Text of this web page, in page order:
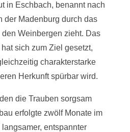
in Eschbach, benannt nach
der Madenburg durch das
Weinbergen zieht. Das
sich zum Ziel gesetzt,
charakterstarke
Herkunft spürbar wird.
die Trauben sorgsam
erfolgte zwölf Monate im
entspannter